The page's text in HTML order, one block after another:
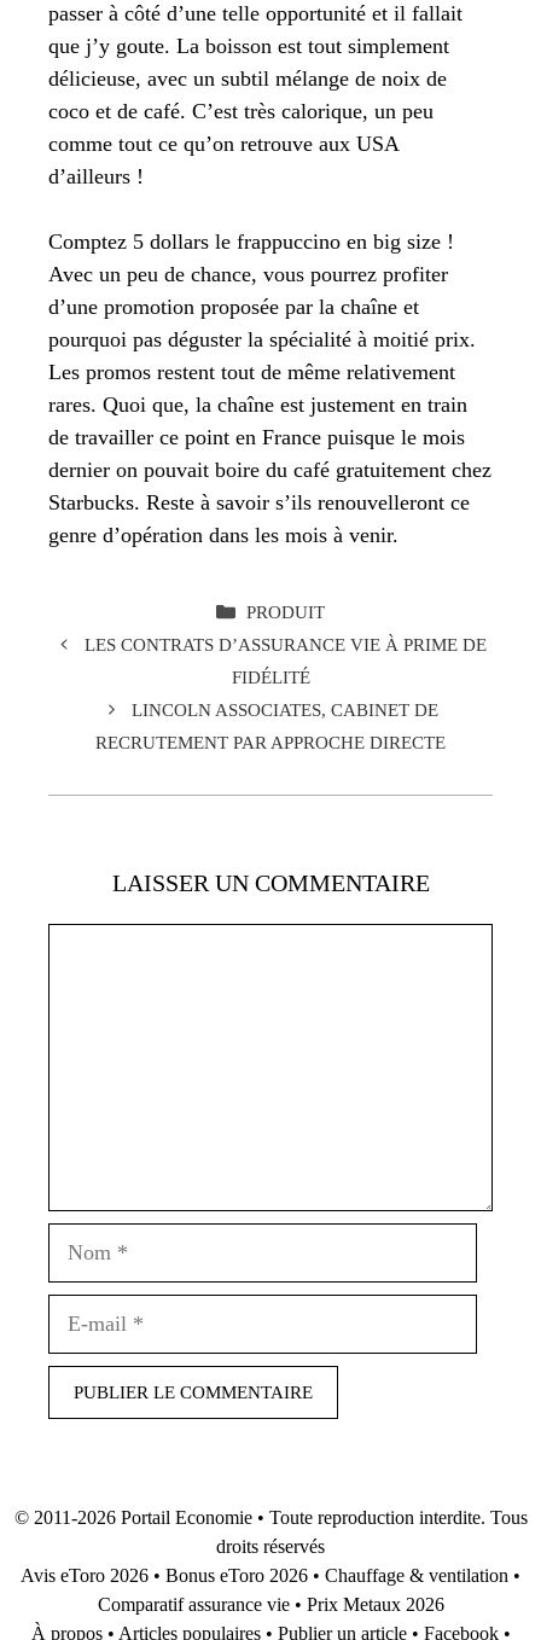
passer à côté d’une telle opportunité et il fallait
que j’y goute. La boisson est tout simplement
délicieuse, avec un subtil mélange de noix de
coco et de café. C’est très calorique, un peu
comme tout ce qu’on retrouve aux USA
d’ailleurs !
Comptez 5 dollars le frappuccino en big size !
Avec un peu de chance, vous pourrez profiter
d’une promotion proposée par la chaîne et
pourquoi pas déguster la spécialité à moitié prix.
Les promos restent tout de même relativement
rares. Quoi que, la chaîne est justement en train
de travailler ce point en France puisque le mois
dernier on pouvait boire du café gratuitement chez
Starbucks. Reste à savoir s’ils renouvelleront ce
genre d’opération dans les mois à venir.
CATÉGORIES
PRODUIT
LES CONTRATS D’ASSURANCE VIE À PRIME DE
FIDÉLITÉ
LINCOLN ASSOCIATES, CABINET DE
RECRUTEMENT PAR APPROCHE DIRECTE
LAISSER UN COMMENTAIRE
© 2011-2026 Portail Economie• Toute reproduction interdite. Tous
droits réservés
Avis eToro 2026 • Bonus eToro 2026 • Chauffage & ventilation •
Comparatif assurance vie• Prix Metaux 2026
À propos• Articles populaires• Publier un article• Facebook•